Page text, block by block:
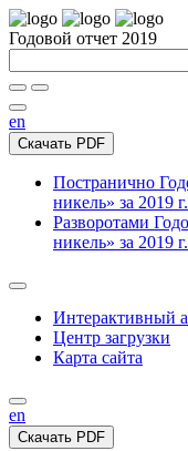
Годовой отчет 2019
en
Скачать PDF
Постранично
никель» за 2019 г.
Разворотами
никель» за 2019 г.
Интерактивный
Центр загрузки
Карта сайта
en
Скачать PDF